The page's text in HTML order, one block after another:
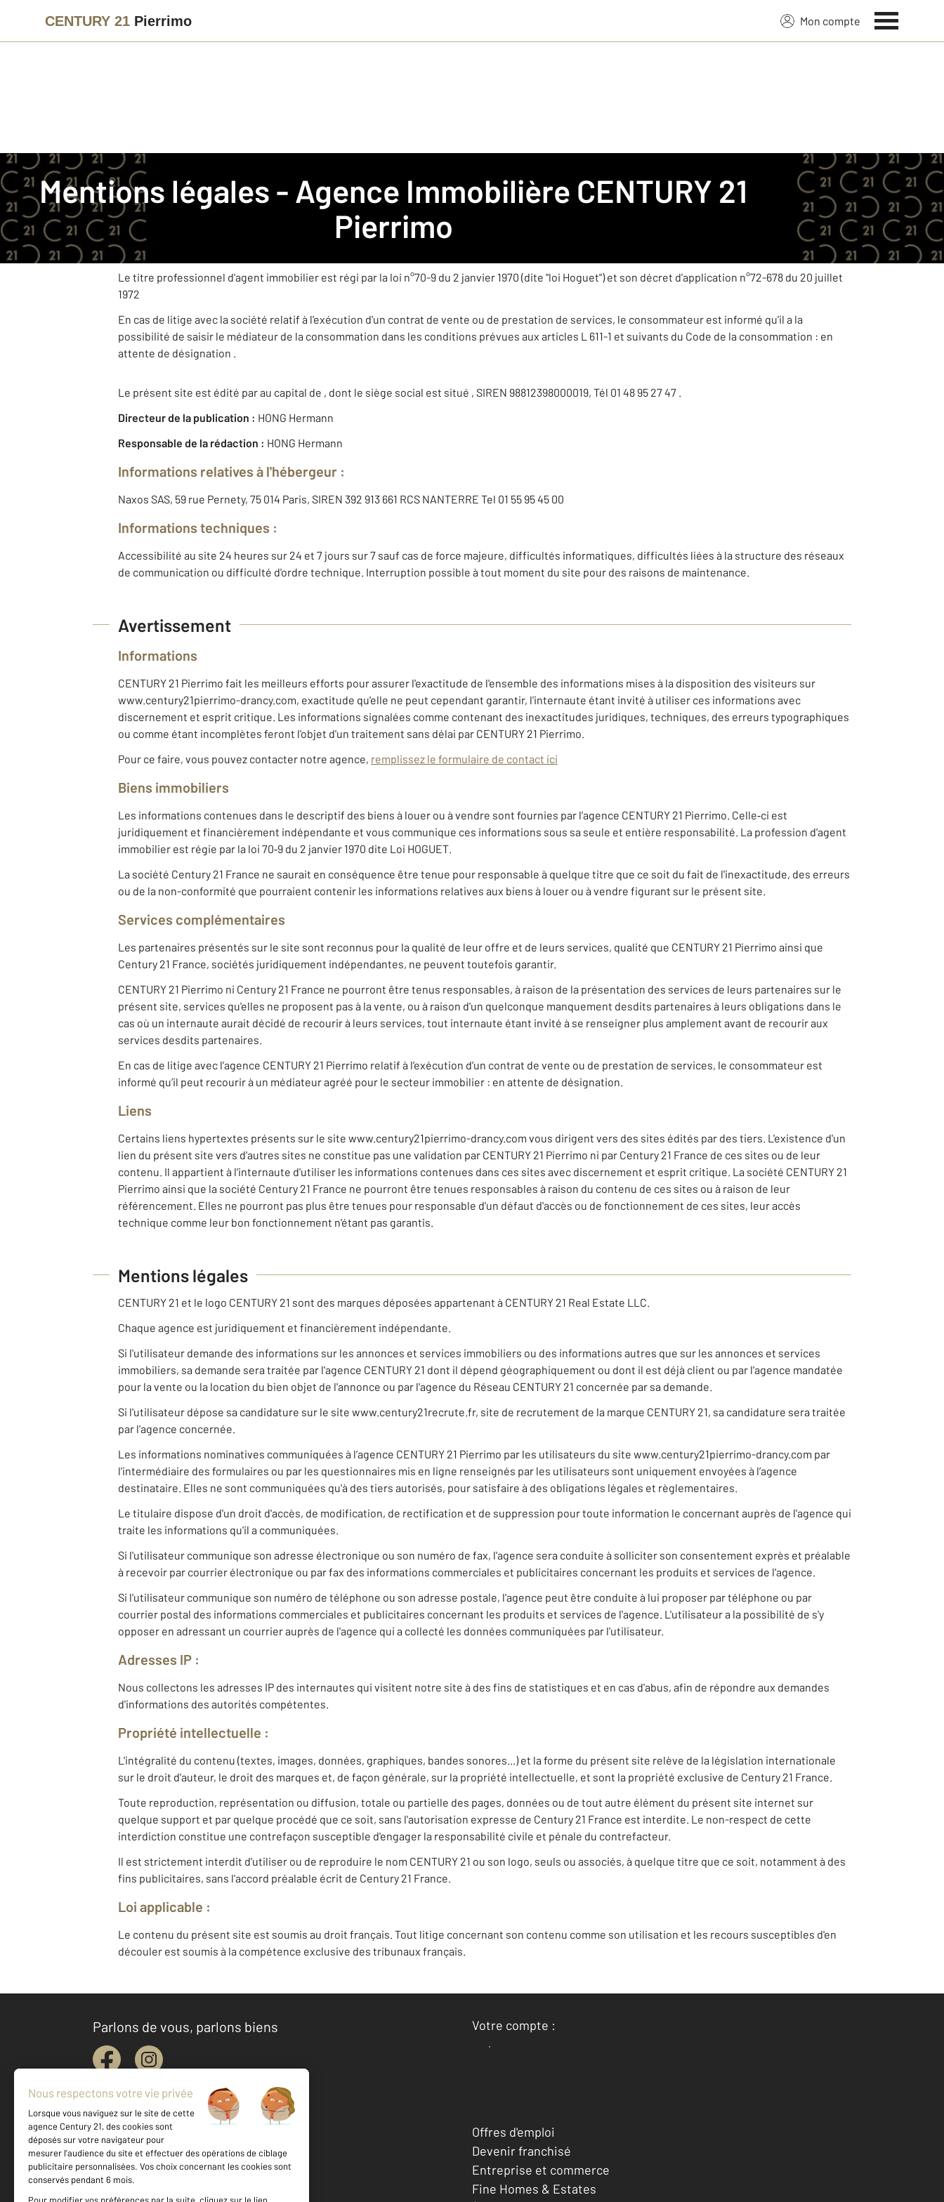
CENTURY 21 Pierrimo Mon compte
Mentions légales - Agence Immobilière CENTURY 21
Pierrimo
La société
Nom commercial: CENTURY 21 Pierrimo
Téléphone
Adresse mail
Le titre professionnel d'agent immobilier est régi par la loi n°70-9 du 2 janvier 1970 (dite "loi Hoguet") et son décret d'application n°72-678 du 20 juillet
1972
En cas de litige avec la société relatif à l'exécution d'un contrat de vente ou de prestation de services, le consommateur est informé qu'il a la
possibilité de saisir le médiateur de la consommation dans les conditions prévues aux articles L 611-1 et suivants du Code de la consommation : en
attente de désignation .
Le présent site est édité par au capital de , dont le siège social est situé , SIREN 98812398000019, Tél 01 48 95 27 47 .
Directeur de la publication : HONG Hermann
Responsable de la rédaction : HONG Hermann
Informations relatives à l'hébergeur :
Naxos SAS, 59 rue Pernety, 75 014 Paris, SIREN 392 913 661 RCS NANTERRE Tel 01 55 95 45 00
Informations techniques :
Accessibilité au site 24 heures sur 24 et 7 jours sur 7 sauf cas de force majeure, difficultés informatiques, difficultés liées à la structure des réseaux
de communication ou difficulté d'ordre technique. Interruption possible à tout moment du site pour des raisons de maintenance.
Avertissement
Informations
CENTURY 21 Pierrimo fait les meilleurs efforts pour assurer l'exactitude de l'ensemble des informations mises à la disposition des visiteurs sur
www.century21pierrimo-drancy.com, exactitude qu'elle ne peut cependant garantir, l'internaute étant invité à utiliser ces informations avec
discernement et esprit critique. Les informations signalées comme contenant des inexactitudes juridiques, techniques, des erreurs typographiques
ou comme étant incomplètes feront l'objet d'un traitement sans délai par CENTURY 21 Pierrimo.
Pour ce faire, vous pouvez contacter notre agence, remplissez le formulaire de contact ici
Biens immobiliers
Les informations contenues dans le descriptif des biens à louer ou à vendre sont fournies par l’agence CENTURY 21 Pierrimo. Celle‐ci est
juridiquement et financièrement indépendante et vous communique ces informations sous sa seule et entière responsabilité. La profession d'agent
immobilier est régie par la loi 70‐9 du 2 janvier 1970 dite Loi HOGUET.
La société Century 21 France ne saurait en conséquence être tenue pour responsable à quelque titre que ce soit du fait de l'inexactitude, des erreurs
ou de la non-conformité que pourraient contenir les informations relatives aux biens à louer ou à vendre figurant sur le présent site.
Services complémentaires
Les partenaires présentés sur le site sont reconnus pour la qualité de leur offre et de leurs services, qualité que CENTURY 21 Pierrimo ainsi que
Century 21 France, sociétés juridiquement indépendantes, ne peuvent toutefois garantir.
CENTURY 21 Pierrimo ni Century 21 France ne pourront être tenus responsables, à raison de la présentation des services de leurs partenaires sur le
présent site, services qu'elles ne proposent pas à la vente, ou à raison d'un quelconque manquement desdits partenaires à leurs obligations dans le
cas où un internaute aurait décidé de recourir à leurs services, tout internaute étant invité à se renseigner plus amplement avant de recourir aux
services desdits partenaires.
En cas de litige avec l’agence CENTURY 21 Pierrimo relatif à l’exécution d’un contrat de vente ou de prestation de services, le consommateur est
informé qu’il peut recourir à un médiateur agréé pour le secteur immobilier : en attente de désignation.
Liens
Certains liens hypertextes présents sur le site www.century21pierrimo-drancy.com vous dirigent vers des sites édités par des tiers. L'existence d'un
lien du présent site vers d'autres sites ne constitue pas une validation par CENTURY 21 Pierrimo ni par Century 21 France de ces sites ou de leur
contenu. Il appartient à l'internaute d'utiliser les informations contenues dans ces sites avec discernement et esprit critique. La société CENTURY 21
Pierrimo ainsi que la société Century 21 France ne pourront être tenues responsables à raison du contenu de ces sites ou à raison de leur
référencement. Elles ne pourront pas plus être tenues pour responsable d'un défaut d'accès ou de fonctionnement de ces sites, leur accès
technique comme leur bon fonctionnement n'étant pas garantis.
Mentions légales
CENTURY 21 et le logo CENTURY 21 sont des marques déposées appartenant à CENTURY 21 Real Estate LLC.
Chaque agence est juridiquement et financièrement indépendante.
Si l'utilisateur demande des informations sur les annonces et services immobiliers ou des informations autres que sur les annonces et services
immobiliers, sa demande sera traitée par l'agence CENTURY 21 dont il dépend géographiquement ou dont il est déjà client ou par l'agence mandatée
pour la vente ou la location du bien objet de l'annonce ou par l'agence du Réseau CENTURY 21 concernée par sa demande.
Si l'utilisateur dépose sa candidature sur le site www.century21recrute.fr, site de recrutement de la marque CENTURY 21, sa candidature sera traitée
par l'agence concernée.
Les informations nominatives communiquées à l’agence CENTURY 21 Pierrimo par les utilisateurs du site www.century21pierrimo-drancy.com par
l'intermédiaire des formulaires ou par les questionnaires mis en ligne renseignés par les utilisateurs sont uniquement envoyées à l’agence
destinataire. Elles ne sont communiquées qu'à des tiers autorisés, pour satisfaire à des obligations légales et règlementaires.
Le titulaire dispose d'un droit d'accès, de modification, de rectification et de suppression pour toute information le concernant auprès de l'agence qui
traite les informations qu'il a communiquées.
Si l'utilisateur communique son adresse électronique ou son numéro de fax, l'agence sera conduite à solliciter son consentement exprès et préalable
à recevoir par courrier électronique ou par fax des informations commerciales et publicitaires concernant les produits et services de l'agence.
Si l'utilisateur communique son numéro de téléphone ou son adresse postale, l'agence peut être conduite à lui proposer par téléphone ou par
courrier postal des informations commerciales et publicitaires concernant les produits et services de l'agence. L'utilisateur a la possibilité de s'y
opposer en adressant un courrier auprès de l'agence qui a collecté les données communiquées par l'utilisateur.
Adresses IP :
Nous collectons les adresses IP des internautes qui visitent notre site à des fins de statistiques et en cas d'abus, afin de répondre aux demandes
d'informations des autorités compétentes.
Propriété intellectuelle :
L'intégralité du contenu (textes, images, données, graphiques, bandes sonores...) et la forme du présent site relève de la législation internationale
sur le droit d'auteur, le droit des marques et, de façon générale, sur la propriété intellectuelle, et sont la propriété exclusive de Century 21 France.
Toute reproduction, représentation ou diffusion, totale ou partielle des pages, données ou de tout autre élément du présent site internet sur
quelque support et par quelque procédé que ce soit, sans l'autorisation expresse de Century 21 France est interdite. Le non-respect de cette
interdiction constitue une contrefaçon susceptible d'engager la responsabilité civile et pénale du contrefacteur.
Il est strictement interdit d'utiliser ou de reproduire le nom CENTURY 21 ou son logo, seuls ou associés, à quelque titre que ce soit, notamment à des
fins publicitaires, sans l'accord préalable écrit de Century 21 France.
Loi applicable :
Le contenu du présent site est soumis au droit français. Tout litige concernant son contenu comme son utilisation et les recours susceptibles d'en
découler est soumis à la compétence exclusive des tribunaux français.
Parlons de vous, parlons biens
Votre compte :
Votre agence est notée
Offres d'emploi
Devenir franchisé
Entreprise et commerce
Fine Homes & Estates